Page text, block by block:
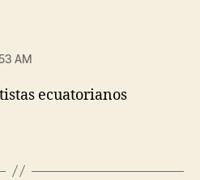
AM
ecuatorianos